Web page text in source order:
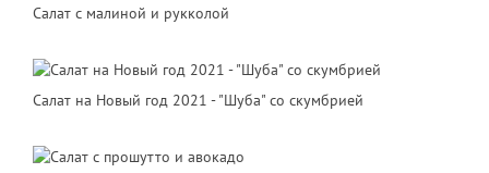
Салат с малиной и рукколой
Салат на Новый год 2021 - "Шуба" со скумбрией